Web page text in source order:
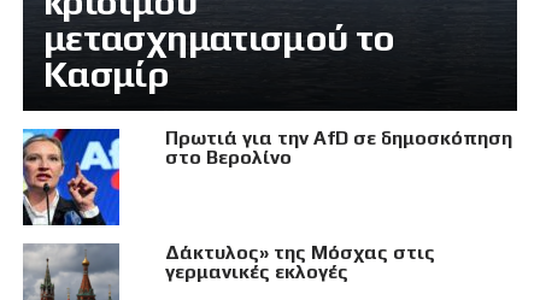
μετασχηματισμού το
Κασμίρ
Πρωτιά για την AfD σε δημοσκόπηση
στο Βερολίνο
Δάκτυλος» της Μόσχας στις
γερμανικές εκλογές